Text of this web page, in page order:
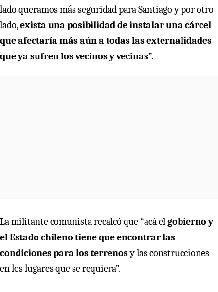
lado queramos más seguridad para Santiago y por otro
lado,exista una posibilidad de instalar una cárcel
que afectaría más aún a todas las externalidades
que ya sufren los vecinos y vecinas”.
La militante comunista recalcó que “acá elgobierno y
el Estado chileno tiene que encontrar las
condiciones para los terrenosy las construcciones
en los lugares que se requiera”.